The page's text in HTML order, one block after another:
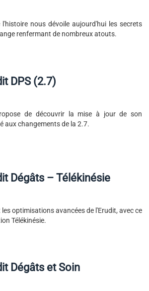
l'histoire nous dévoile aujourd'hui les secrets
renfermant de nombreux atouts.
DPS (2.7)
de découvrir la mise à jour de son
aux changements de la 2.7.
Dégâts – Télékinésie
les optimisations avancées de l'Erudit, avec ce
Télékinésie.
Dégâts et Soin